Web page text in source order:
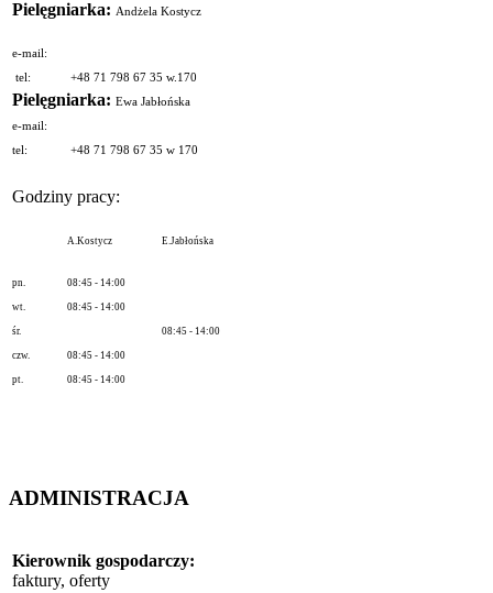
Pielęgniarka: Andżela Kostycz
e-mail:
tel:
+48 71 798 67 35 w.170
Pielęgniarka: Ewa Jabłońska
e-mail:
tel:
+48 71 798 67 35 w 170
Godziny pracy:
A.Kostycz E.Jabłońska
pn. 08:45 - 14:00
wt. 08:45 - 14:00
śr. 08:45 - 14:00
czw. 08:45 - 14:00
pt. 08:45 - 14:00
ADMINISTRACJA
Kierownik gospodarczy:
faktury, oferty